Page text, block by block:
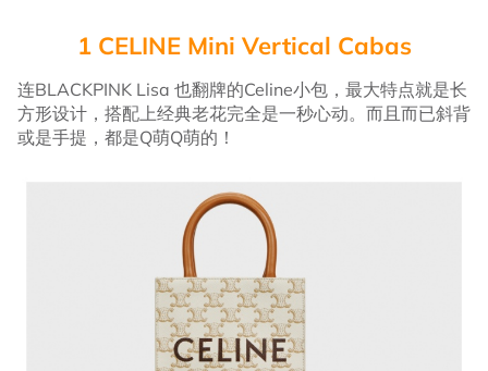
1 CELINE Mini Vertical Cabas
连BLACKPINK Lisa 也翻牌的Celine小包，最大特点就是长
方形设计，搭配上经典老花完全是一秒心动。而且而已斜背
或是手提，都是Q萌Q萌的！